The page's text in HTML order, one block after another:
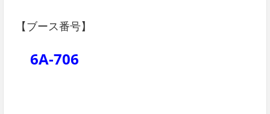
【ブース番号】
6A-706